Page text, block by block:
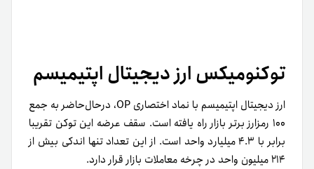
توکنومیکس ارز دیجیتال اپتیمیسم
ارز دیجیتال اپتیمیسم با نماد اختصاری OP، در‌حال‌حاضر به جمع
۱۰۰ رمزارز برتر بازار راه یافته است. سقف عرضه این توکن تقریبا
برابر با ۴.۳ میلیارد واحد است. از این تعداد تنها اندکی بیش از
۲۱۴ میلیون واحد در چرخه معاملات بازار قرار دارد.